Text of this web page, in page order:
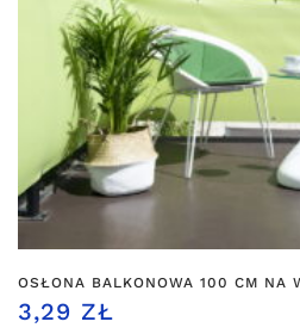
OSŁONA BALKONOWA 100 CM NA
3,29 ZŁ